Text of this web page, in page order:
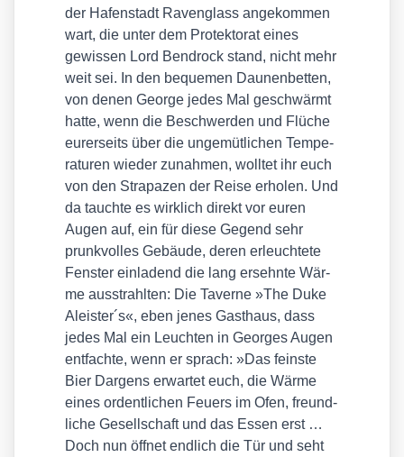
der Hafen­stadt Raven­glass ange­kom­men
wart, die unter dem Pro­tek­to­rat eines
gewis­sen Lord Bend­rock stand, nicht mehr
weit sei. In den beque­men Dau­nen­bet­ten,
von denen Geor­ge jedes Mal geschwärmt
hat­te, wenn die Beschwer­den und Flü­che
eurer­seits über die unge­müt­li­chen Tem­pe­
ra­tu­ren wie­der zunah­men, woll­tet ihr euch
von den Stra­pa­zen der Rei­se erho­len. Und
da tauch­te es wirk­lich direkt vor euren
Augen auf, ein für die­se Gegend sehr
prunk­vol­les Gebäu­de, deren erleuch­te­te
Fens­ter ein­la­dend die lang ersehn­te Wär­
me aus­strahl­ten: Die Taver­ne »The Duke
Aleister´s«, eben jenes Gast­haus, dass
jedes Mal ein Leuch­ten in Geor­ges Augen
ent­fach­te, wenn er sprach: »Das feins­te
Bier Dar­gens erwar­tet euch, die Wär­me
eines ordent­li­chen Feu­ers im Ofen, freund­
li­che Gesell­schaft und das Essen erst …
Doch nun öff­net end­lich die Tür und seht